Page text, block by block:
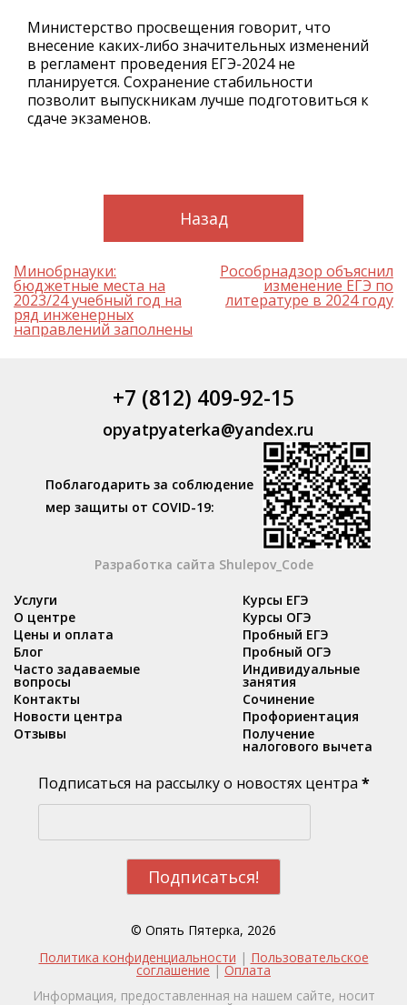
Министерство просвещения говорит, что
внесение каких-либо значительных изменений
в регламент проведения ЕГЭ-2024 не
планируется. Сохранение стабильности
позволит выпускникам лучше подготовиться к
сдаче экзаменов.
Назад
Навигация
по
записям
Минобрнауки:
бюджетные места на
2023/24 учебный год на
ряд инженерных
направлений заполнены
Рособрнадзор объяснил
изменение ЕГЭ по
литературе в 2024 году
Подписаться на рассылку о новостях центра *
© Опять Пятерка, 2026
Услуги
О центре
Цены и оплата
Блог
Часто задаваемые
вопросы
Контакты
Новости центра
Отзывы
Курсы ЕГЭ
Курсы ОГЭ
Пробный ЕГЭ
Пробный ОГЭ
Индивидуальные
занятия
Сочинение
Профориентация
Получение
налогового вычета
+7 (812) 409-92-15
opyatpyaterka@yandex.ru
Поблагодарить за соблюдение
мер защиты от COVID-19:
Разработка сайта Shulepov_Code
Политика конфиденциальности | Пользовательское
соглашение|Оплата
Информация, предоставленная на нашем сайте, носит